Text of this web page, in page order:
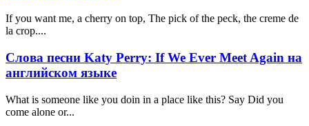
If you want me, a cherry on top, The pick of the peck, the creme de
la crop....
Слова песни Katy Perry: If We Ever Meet Again на
английском языке
What is someone like you doin in a place like this? Say Did you
come alone or...